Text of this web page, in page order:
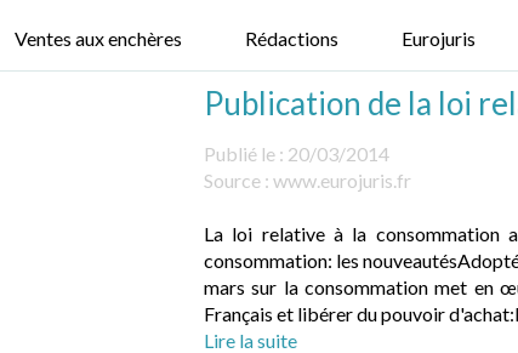
Ventes aux enchères Rédactions Eurojuris
Publication de la loi
Publié le : 20/03/2014
Source : www.eurojuris.fr
La loi relative à la consommation
consommation: les
mars sur la consommation met en
Français et libérer du pouvoir
Lire la suite